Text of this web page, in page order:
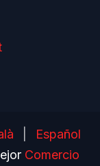
Español
Comercio